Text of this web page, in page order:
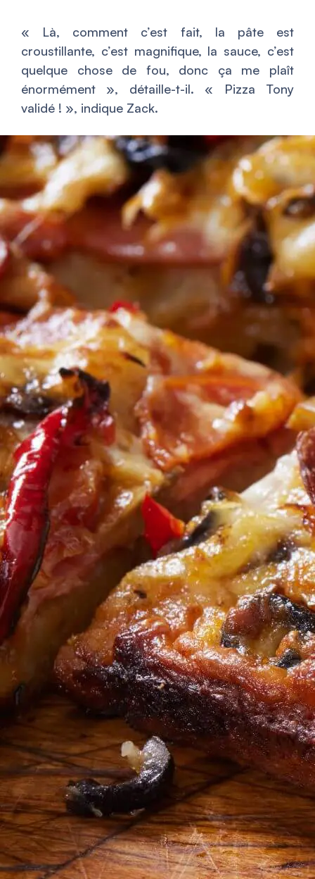
« Là, comment c’est fait, la pâte est
croustillante, c’est magnifique, la sauce, c’est
quelque chose de fou, donc ça me plaît
énormément », détaille-t-il. «
Pizza Tony
validé ! », indique Zack.